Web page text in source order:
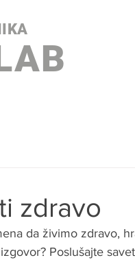
zdravo
da živimo zdravo,
Poslušajte